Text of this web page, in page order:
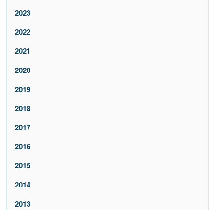
2023
2022
2021
2020
2019
2018
2017
2016
2015
2014
2013